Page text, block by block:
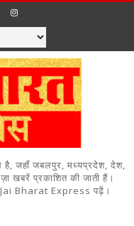
है, जहाँ जबलपुर, मध्यप्रदेश, देश,
खबरें प्रकाशित की जाती हैं।
Jai Bharat Express पढ़ें।